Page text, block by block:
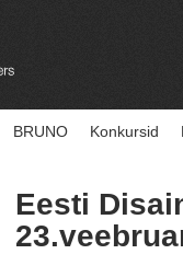
BRUNO Konkursid
Eesti